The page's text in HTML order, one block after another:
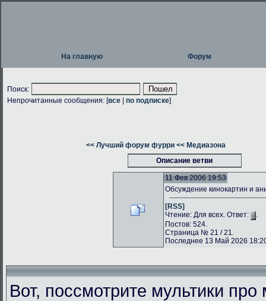
На главную Форум
Поиск:
Непрочитанные сообщения: [все по подписке]
<< Лучший форум фурри << Медиазона
Описание ветви
11 Фев 2006 19:53
Обсуждение кинокартин и
[RSS]
Чтение: Для всех. Ответ:
.
Постов: 524.
Страница № 21 / 21.
Последнее 13 Май 2026
Вот, поссмотрите мультики